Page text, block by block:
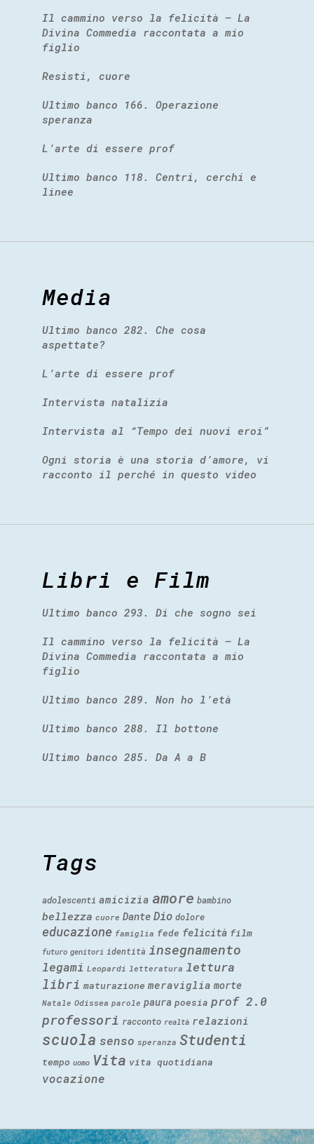
Il cammino verso la felicità – La
Divina Commedia raccontata a mio
figlio
Resisti, cuore
Ultimo banco 166. Operazione
speranza
L’arte di essere prof
Ultimo banco 118. Centri, cerchi e
linee
Media
Ultimo banco 282. Che cosa
aspettate?
L’arte di essere prof
Intervista natalizia
Intervista al “Tempo dei nuovi eroi”
Ogni storia è una storia d’amore, vi
racconto il perché in questo video
Libri e Film
Ultimo banco 293. Di che sogno sei
Il cammino verso la felicità – La
Divina Commedia raccontata a mio
figlio
Ultimo banco 289. Non ho l’età
Ultimo banco 288. Il bottone
Ultimo banco 285. Da A a B
Tags
adolescenti amicizia amore bambino
bellezza cuore Dante Dio dolore
educazione famiglia fede felicità film
futuro genitori identità insegnamento
legami Leopardi letteratura lettura
libri maturazione meraviglia morte
Natale Odissea parole paura poesia prof 2.0
professori racconto realtà relazioni
scuola senso speranza Studenti
tempo uomo Vita vita quotidiana
vocazione